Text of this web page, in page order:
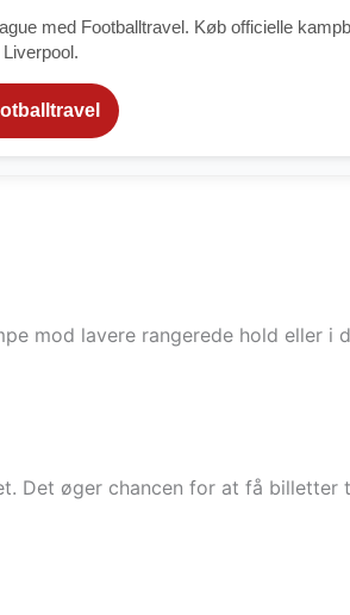
med Footballtravel. Køb officielle
mod lavere rangerede hold eller i
Det øger chancen for at få billetter